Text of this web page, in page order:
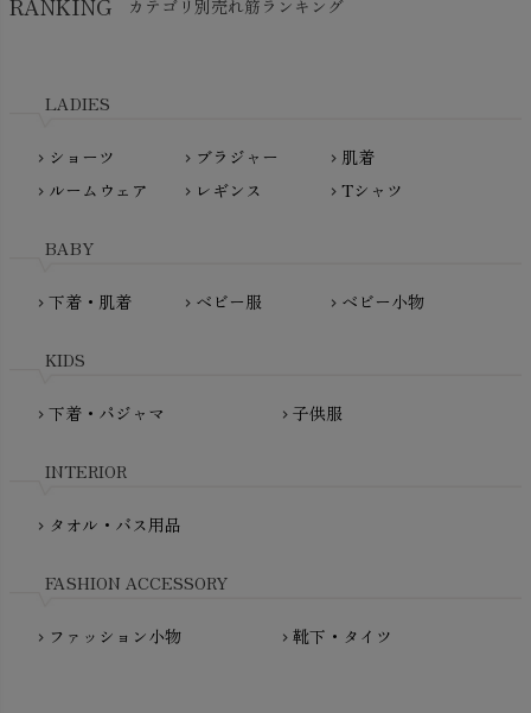
生活アートクラブ
nanadecor（ナナデェコール）
PeopleTree（ピープルツリー）
PRISTINE（プリスティン）
fromF（フロムエフ）
Madame MO（マダムモー）
maggies（マギーズ）
MATONA（マトナ）
mini rodini（ミニロディーニ）
My Little Cozmo（マイリトルコズモ）
NewNative（ニューネイティブ）
カテゴリ別売れ筋ランキング
LADIES
chevron_right ショーツ chevron_right ブラジャー chevron_right 肌着
chevron_right ルームウェア chevron_right レギンス chevron_rightTシャツ
BABY
chevron_right 下着・肌着 chevron_right ベビー服 chevron_right ベビー小物
KIDS
chevron_right 下着・パジャマ chevron_right 子供服
INTERIOR
chevron_right タオル・バス用品
FASHION ACCESSORY
chevron_right ファッション小物 chevron_right 靴下・タイツ